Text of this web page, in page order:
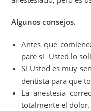
Algunos consejos.
Antes que
pare si Usted lo
Si Usted es muy
dentista para que
La anestesia
totalmente el dolor.